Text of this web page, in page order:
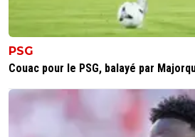
PSG
Couac pour le PSG, balayé par